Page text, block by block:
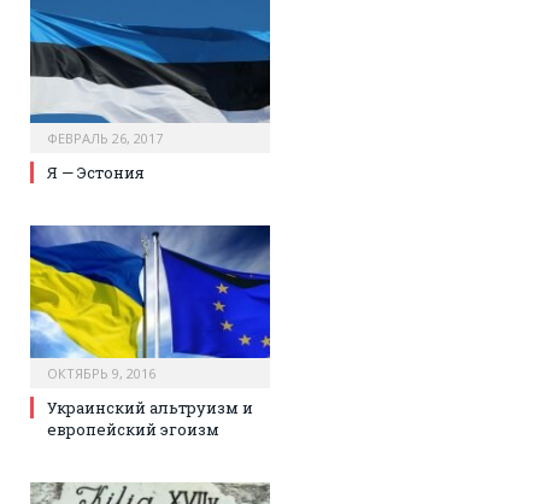
ФЕВРАЛЬ 26, 2017
Я — Эстония
ОКТЯБРЬ 9, 2016
Украинский альтруизм и
европейский эгоизм